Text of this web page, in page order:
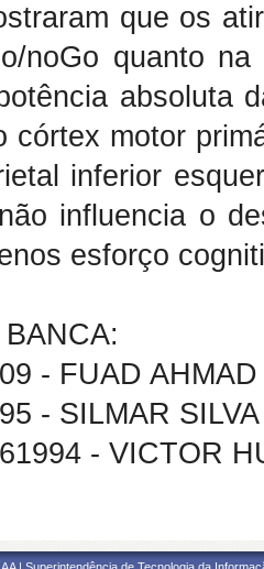
que os
noGo quanto
absoluta
córtex motor
inferior
influencia o
esforço
- FUAD
- SILMAR
- VICTOR